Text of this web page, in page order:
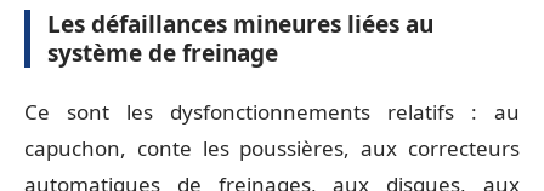
Les défaillances mineures liées au
système de freinage
Ce sont les dysfonctionnements relatifs : au
capuchon, conte les poussières, aux correcteurs
automatiques de freinages, aux disques, aux